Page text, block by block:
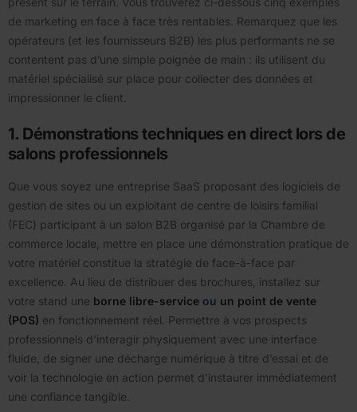
de marketing en face à face très rentables. Remarquez que les
opérateurs (et les fournisseurs B2B) les plus performants ne se
contentent pas d’une simple poignée de main : ils utilisent du
matériel spécialisé sur place pour collecter des données et
impressionner le client.
1. Démonstrations techniques en direct lors de
salons professionnels
Que vous soyez une entreprise SaaS proposant des logiciels de
gestion de sites ou un exploitant de centre de loisirs familial
(FEC) participant à un salon B2B organisé par la Chambre de
commerce locale, mettre en place une démonstration pratique de
votre matériel constitue la stratégie de face-à-face par
excellence. Au lieu de distribuer des brochures, installez sur
votre stand une borne libre-service ou un point de vente
(POS) en fonctionnement réel. Permettre à vos prospects
professionnels d’interagir physiquement avec une interface
fluide, de signer une décharge numérique à titre d’essai et de
voir la technologie en action permet d’instaurer immédiatement
une confiance tangible.